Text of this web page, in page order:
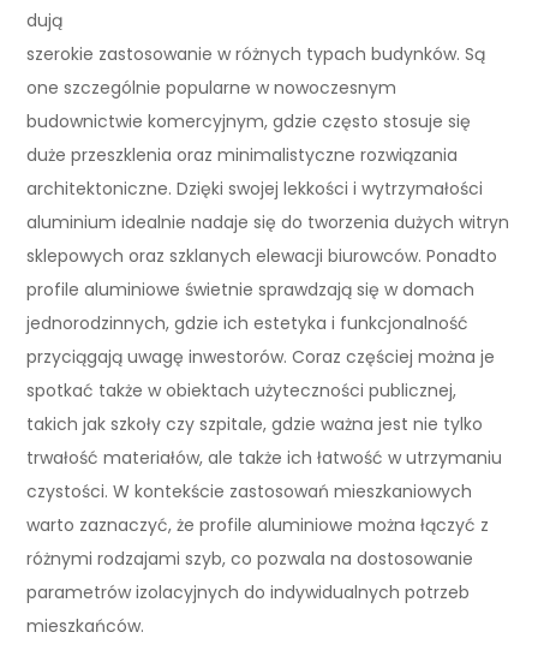
dują
szerokie zastosowanie w różnych typach budynków. Są
one szczególnie popularne w nowoczesnym
budownictwie komercyjnym, gdzie często stosuje się
duże przeszklenia oraz minimalistyczne rozwiązania
architektoniczne. Dzięki swojej lekkości i wytrzymałości
aluminium idealnie nadaje się do tworzenia dużych witryn
sklepowych oraz szklanych elewacji biurowców. Ponadto
profile aluminiowe świetnie sprawdzają się w domach
jednorodzinnych, gdzie ich estetyka i funkcjonalność
przyciągają uwagę inwestorów. Coraz częściej można je
spotkać także w obiektach użyteczności publicznej,
takich jak szkoły czy szpitale, gdzie ważna jest nie tylko
trwałość materiałów, ale także ich łatwość w utrzymaniu
czystości. W kontekście zastosowań mieszkaniowych
warto zaznaczyć, że profile aluminiowe można łączyć z
różnymi rodzajami szyb, co pozwala na dostosowanie
parametrów izolacyjnych do indywidualnych potrzeb
mieszkańców.